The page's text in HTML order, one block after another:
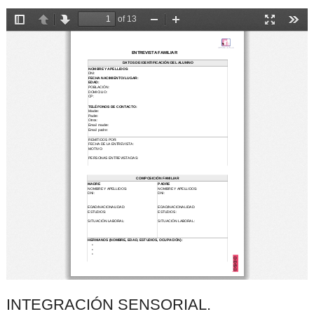
INTEGRACIÓN SENSORIAL.